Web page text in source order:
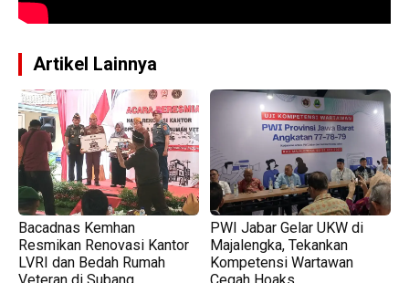
Artikel Lainnya
Bacadnas Kemhan
Resmikan Renovasi Kantor
LVRI dan Bedah Rumah
PWI Jabar Gelar UKW di
Majalengka, Tekankan
Kompetensi Wartawan